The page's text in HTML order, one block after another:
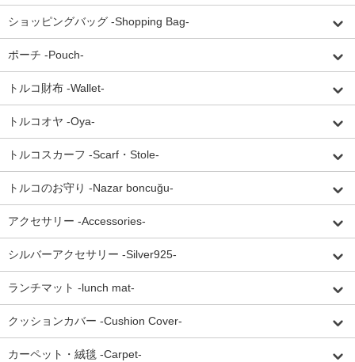
ショッピングバッグ -Shopping Bag-
ポーチ -Pouch-
トルコ財布 -Wallet-
トルコオヤ -Oya-
トルコスカーフ -Scarf・Stole-
トルコのお守り -Nazar boncuğu-
アクセサリー -Accessories-
シルバーアクセサリー -Silver925-
ランチマット -lunch mat-
クッションカバー -Cushion Cover-
カーペット・絨毯 -Carpet-